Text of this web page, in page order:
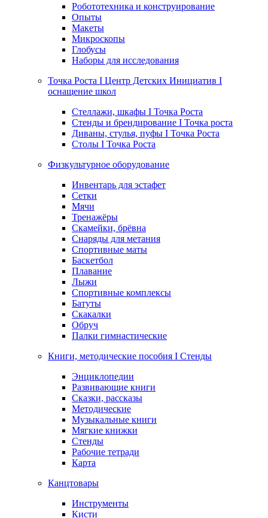
Робототехника и конструирование
Опыты
Макеты
Микроскопы
Глобусы
Наборы для исследования
Точка Роста I Центр Детских Инициатив I
оснащение школ
Стеллажи, шкафы I Точка Роста
Стенды и брендирование I Точка роста
Диваны, стулья, пуфы I Точка Роста
Столы I Точка Роста
Физкультурное оборудование
Инвентарь для эстафет
Сетки
Мячи
Тренажёры
Скамейки, брёвна
Снаряды для метания
Спортивные маты
Баскетбол
Плавание
Лыжи
Спортивные комплексы
Батуты
Скакалки
Обруч
Палки гимнастические
Книги, методические пособия I Стенды
Энциклопедии
Развивающие книги
Сказки, рассказы
Методические
Музыкальные книги
Мягкие книжки
Стенды
Рабочие тетради
Карта
Канцтовары
Инструменты
Кисти